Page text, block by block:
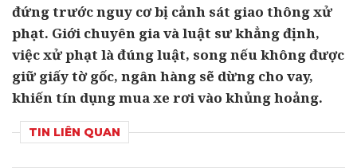
đứng trước nguy cơ bị cảnh sát giao thông xử
phạt. Giới chuyên gia và luật sư khẳng định,
việc xử phạt là đúng luật, song nếu không được
giữ giấy tờ gốc, ngân hàng sẽ dừng cho vay,
khiến tín dụng mua xe rơi vào khủng hoảng.
TIN LIÊN QUAN